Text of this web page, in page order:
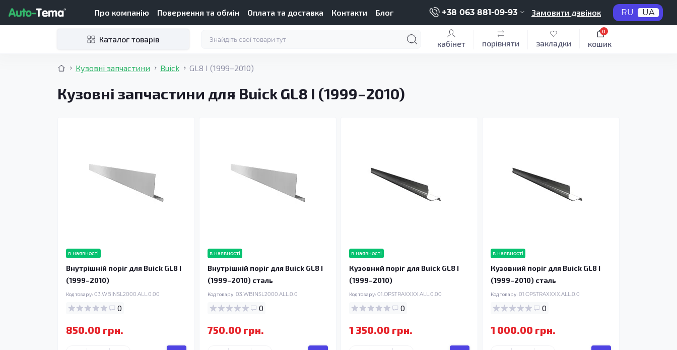
Про компанію Повернення та обмін Оплата та доставка Контакти Блог +38 063 881-09-93 Замовити дзвінок RU UA
Каталог товарів кабінет порівняти закладки кошик
0
Кузовні запчастини Buick GL8 I (1999–2010)
Кузовні запчастини для Buick GL8 I (1999–2010)
в наявності
Внутрішній поріг для Buick GL8 I
(1999–2010)
Код товару: 03.WBINSL2000.ALL.0.00
0
850.00 грн.
в наявності
Внутрішній поріг для Buick GL8 I
(1999–2010) сталь
Код товару: 03.WBINSL2000.ALL.0.0
0
750.00 грн.
в наявності
Кузовний поріг для Buick GL8 I
(1999–2010)
Код товару: 01.OPSTRAXXXX.ALL.0.00
0
1 350.00 грн.
в наявності
Кузовний поріг для Buick GL8 I
(1999–2010) сталь
Код товару: 01.OPSTRAXXXX.ALL.0.0
0
1 000.00 грн.